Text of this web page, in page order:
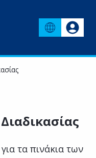
τα πινάκια των